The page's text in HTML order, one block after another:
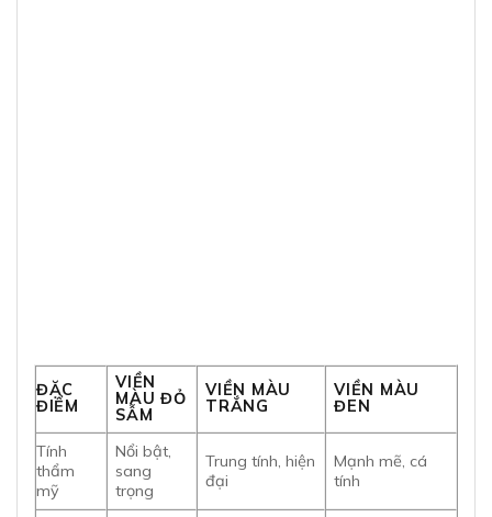
ĐẶC
ĐIỂM
VIỀN
MÀU ĐỎ
SẪM
VIỀN MÀU
TRẮNG
VIỀN MÀU
ĐEN
Tính
thẩm
mỹ
Nổi bật,
sang
trọng
Trung tính, hiện
đại
Mạnh mẽ, cá
tính